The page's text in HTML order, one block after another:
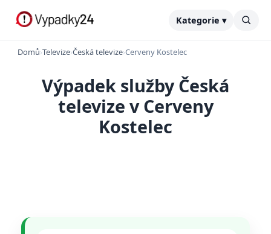
Kategorie ▾
Domů›Televize›Česká televize›Cerveny Kostelec
Výpadek služby Česká
televize v Cerveny
Kostelec